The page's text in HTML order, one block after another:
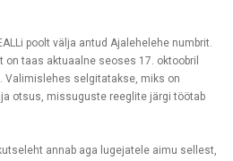
poolt välja antud Ajalehelehe numbrit.
taas aktuaalne seoses 17. oktoobril
Valimislehes selgitatakse, miks on
otsus, missuguste reeglite järgi töötab
annab aga lugejatele aimu sellest,